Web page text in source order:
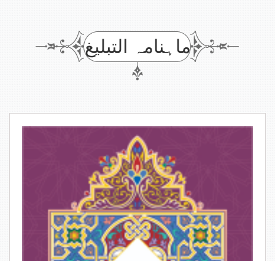
ماہنامہ التبلیغ